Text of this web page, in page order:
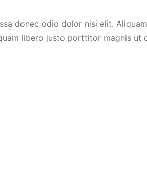
donec odio dolor nisi elit.
libero justo porttitor magnis ut